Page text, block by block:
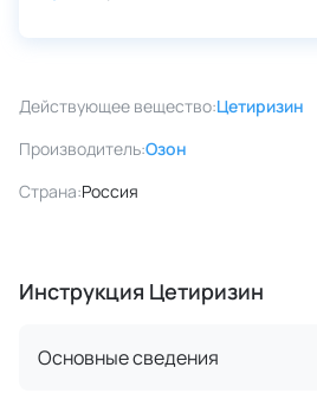
Действующее вещество:Цетиризин
Производитель:Озон
Страна:Россия
Инструкция Цетиризин
Основные сведения